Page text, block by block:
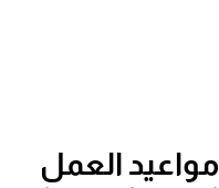
مواعيد العمل